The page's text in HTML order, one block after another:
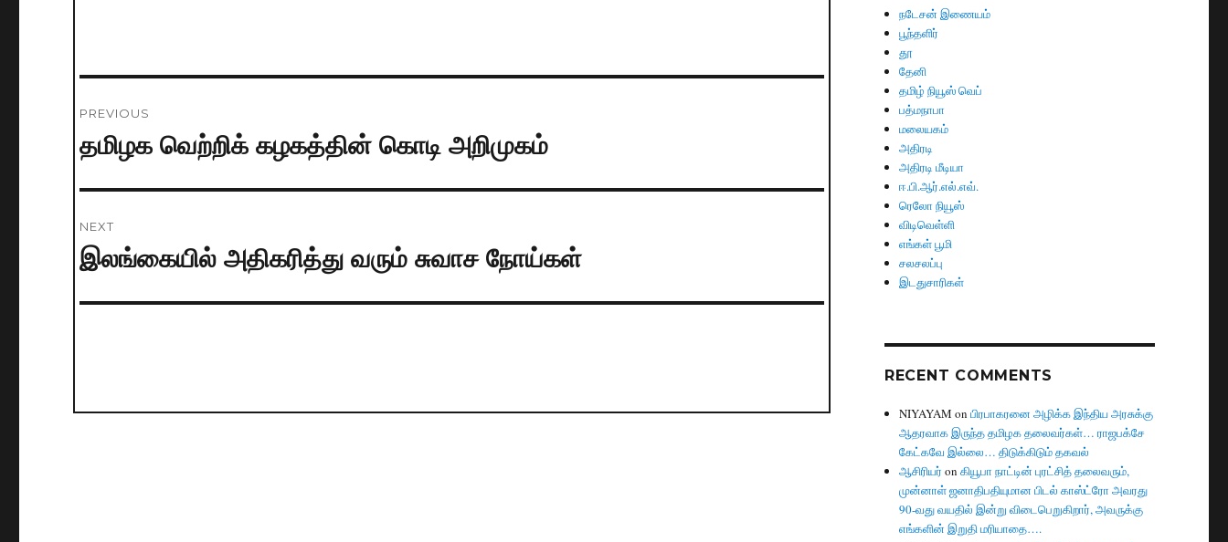
navigation
PREVIOUS
Previous
தமிழக வெற்றிக் கழகத்தின் கொடி அறிமுகம்
NEXT
Next
இலங்கையில் அதிகரித்து வரும் சுவாச நோய்கள்
நடேசன் இணையம்
பூந்தளிர்
தூ
தேனி
தமிழ் நியூஸ் வெப்
பத்மநாபா
மலையகம்
அதிரடி
அதிரடி மீடியா
ஈ.பி.ஆர்.எல்.எவ்.
ரெலோ நியூஸ்
விடிவெள்ளி
எங்கள் பூமி
சலசலப்பு
இடதுசாரிகள்
RECENT COMMENTS
NIYAYAM onபிரபாகரனை அழிக்க இந்திய அரசுக்கு
ஆதரவாக இருந்த தமிழக தலைவர்கள்… ராஜபக்சே
கேட்கவே இல்லை… திடுக்கிடும் தகவல்
ஆசிரியர் onகியூபா நாட்டின் புரட்சித் தலைவரும்,
முன்னாள் ஜனாதிபதியுமான பிடல் காஸ்ட்ரோ அவரது
90-வது வயதில் இன்று விடைபெறுகிறார், அவருக்கு
எங்களின் இறுதி மரியாதை….